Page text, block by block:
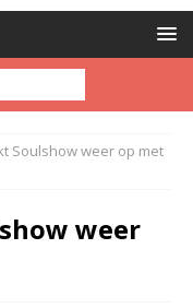
Soulshow weer op met
weer